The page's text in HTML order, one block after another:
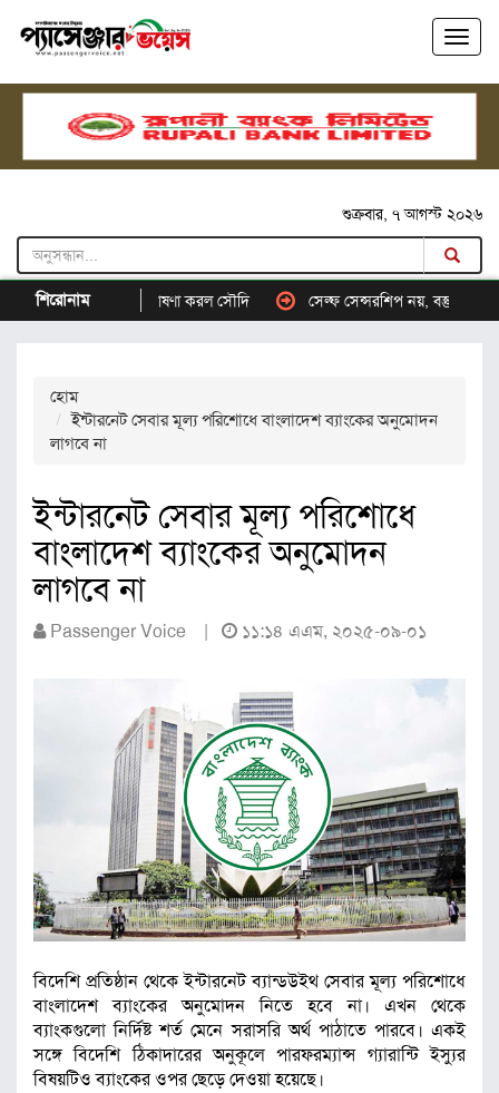
শুক্রবার, ৭ আগস্ট ২০২৬
শিরোনাম
নাম ঘোষণা করল সৌদি সেল্ফ সেন্সরশিপ নয়, বস্তুনিষ্ঠ সংবাদ
হোম
ইন্টারনেট সেবার মূল্য পরিশোধে বাংলাদেশ ব্যাংকের অনুমোদন
লাগবে না
ইন্টারনেট সেবার মূল্য পরিশোধে
বাংলাদেশ ব্যাংকের অনুমোদন
লাগবে না
Passenger Voice | ১১:১৪ এএম, ২০২৫-০৯-০১
বিদেশি প্রতিষ্ঠান থেকে ইন্টারনেট ব্যান্ডউইথ সেবার মূল্য পরিশোধে
বাংলাদেশ ব্যাংকের অনুমোদন নি‌তে হ‌বে না। এখন থেকে
ব্যাংকগুলো নির্দিষ্ট শর্ত মেনে সরাসরি অর্থ পাঠাতে পারবে। একই
সঙ্গে বিদেশি ঠিকাদারের অনুকূলে পারফরম্যান্স গ্যারান্টি ইস্যুর
বিষয়টিও ব্যাংকের ওপর ছেড়ে দেওয়া হয়েছে।